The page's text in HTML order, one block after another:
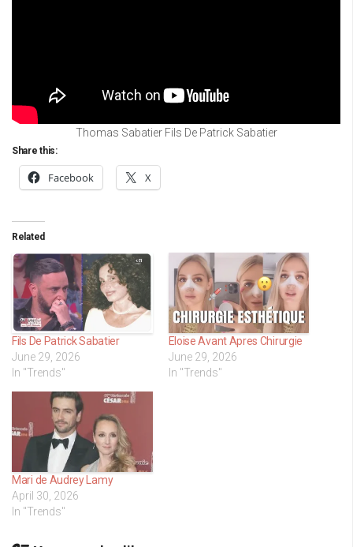
Thomas Sabatier Fils De Patrick Sabatier
Share this:
Facebook X
Related
Fils De Patrick Sabatier
June 29, 2026
In "Trends"
Eloise Avant Apres Chirurgie
June 29, 2026
In "Trends"
Mari de Audrey Lamy
April 30, 2026
In "Trends"